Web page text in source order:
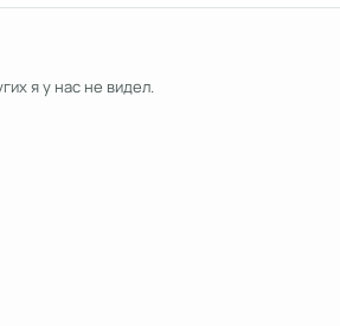
я у нас не видел.